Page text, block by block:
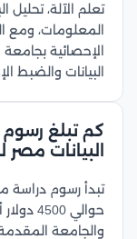
تعلم الآلة، تحليل
المعلومات، ومع
الإحصائية
البيانات والضبط
كم تبلغ
البيانات مصر
تبدأ رسوم دراسة
والجامعة المقدمة